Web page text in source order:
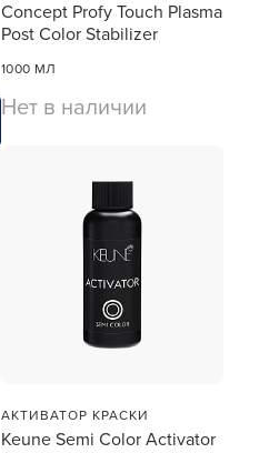
Concept Profy Touch Plasma
Post Color Stabilizer
1000 МЛ
Нет в наличии
АКТИВАТОР КРАСКИ
Keune Semi Color Activator